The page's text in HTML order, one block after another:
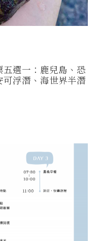
選一：鹿兒島、恐
浮潛、海世界半潛